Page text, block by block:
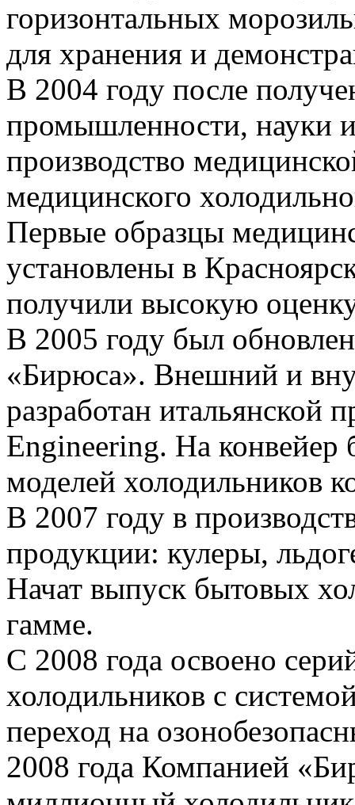
горизонтальных
для хранения и
В 2004 году после
промышленности, науки
производство
медицинского
Первые образцы
установлены в
получили высокую
В 2005 году был
«Бирюса». Внешний и
разработан итальянской
Engineering. На конвейер
моделей холодильников
В 2007 году в
продукции: кулеры,
Начат выпуск бытовых
гамме.
С 2008 года освоено
холодильников с
переход на
2008 года Компанией